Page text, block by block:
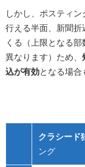
しかし、ポスティ
行える半面、新聞
くる（上限となる
異なります）ため、
込が有効となる場合
クラシード
ング